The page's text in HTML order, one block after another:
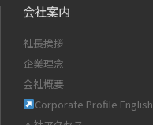
会社案内
社長挨拶
企業理念
会社概要
Corporate Profile English